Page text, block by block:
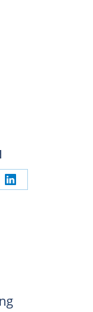
Share